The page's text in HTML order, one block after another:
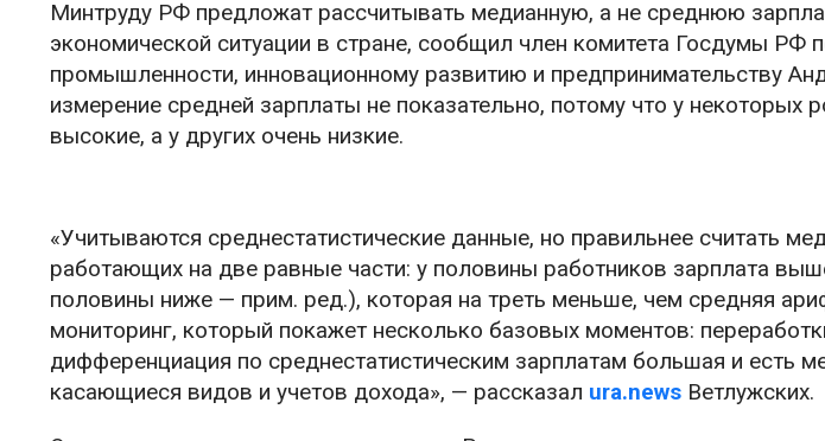
Минтруду РФ предложат рассчитывать медианную, а не среднюю
экономической ситуации в стране, сообщил член комитета Госдумы РФ
промышленности, инновационному развитию и предпринимательству
измерение средней зарплаты не показательно, потому что у некоторых
высокие, а у других очень низкие.
«Учитываются среднестатистические данные, но правильнее считать
работающих на две равные части: у половины работников зарплата
половины ниже — прим. ред.), которая на треть меньше, чем средняя
мониторинг, который покажет несколько базовых моментов:
дифференциация по среднестатистическим зарплатам большая и есть
касающиеся видов и учетов дохода», — рассказал ura.news Ветлужских.